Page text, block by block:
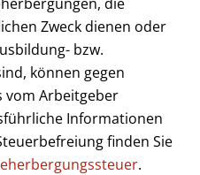
Zweck dienen oder
bzw.
können gegen
vom Arbeitgeber
Informationen
finden Sie
.